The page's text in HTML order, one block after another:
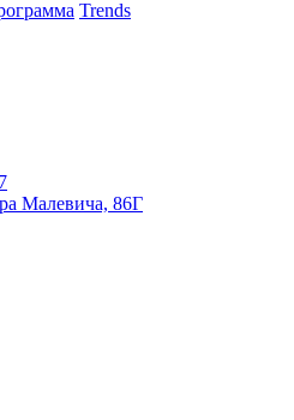
Trends
Малевича, 86Г